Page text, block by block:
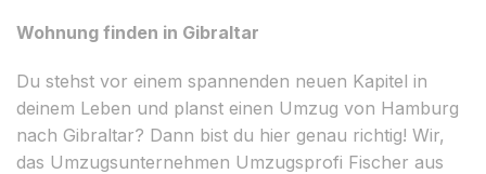
Wohnung finden in Gibraltar
Du stehst vor einem spannenden neuen Kapitel in
deinem Leben und planst einen Umzug von Hamburg
nach Gibraltar? Dann bist du hier genau richtig! Wir,
das Umzugsunternehmen Umzugsprofi Fischer aus